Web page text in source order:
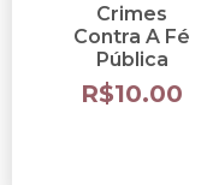
Crimes
Contra A Fé
Pública
R$10.00